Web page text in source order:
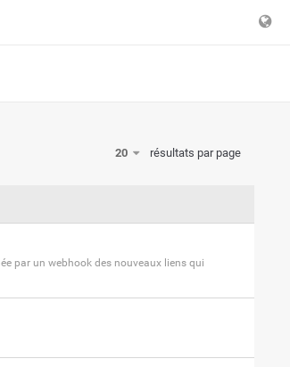
20 résultats par page
par un webhook des nouveaux liens qui